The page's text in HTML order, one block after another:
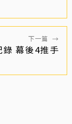
下一篇 →
錄 幕後4推手